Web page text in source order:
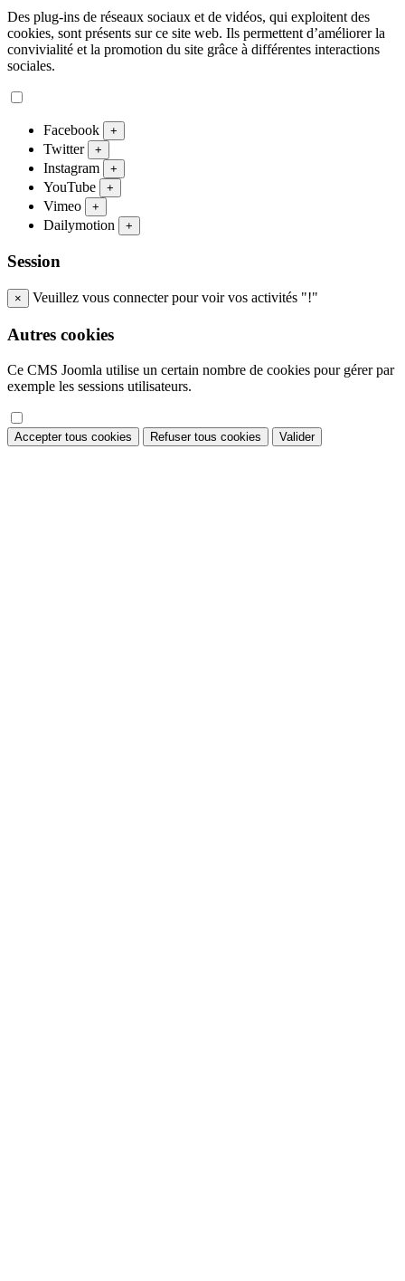
Des plug-ins de réseaux sociaux et de vidéos, qui exploitent des
cookies, sont présents sur ce site web. Ils permettent d’améliorer la
convivialité et la promotion du site grâce à différentes interactions
sociales.
Facebook +
Twitter +
Instagram +
YouTube +
Vimeo +
Dailymotion +
Session
× Veuillez vous connecter pour voir vos activités "!"
Autres cookies
Ce CMS Joomla utilise un certain nombre de cookies pour gérer par
exemple les sessions utilisateurs.
Accepter tous cookies Refuser tous cookies Valider